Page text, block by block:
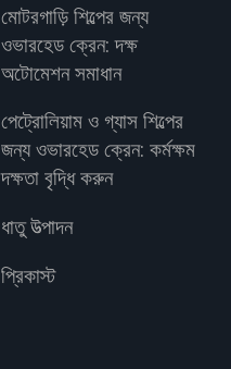
মোটরগাড়ি শিল্পের জন্য
ওভারহেড ক্রেন: দক্ষ
অটোমেশন সমাধান
পেট্রোলিয়াম ও গ্যাস শিল্পের
জন্য ওভারহেড ক্রেন: কর্মক্ষম
দক্ষতা বৃদ্ধি করুন
ধাতু উত্পাদন
প্রিকাস্ট